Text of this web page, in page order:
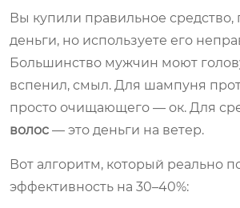
Вы купили правильное средство,
деньги, но используете его
Большинство мужчин моют
вспенил, смыл. Для шампуня
просто очищающего — ок. Для
волос — это деньги на ветер.
Вот алгоритм, который реально
эффективность на 30–40%: